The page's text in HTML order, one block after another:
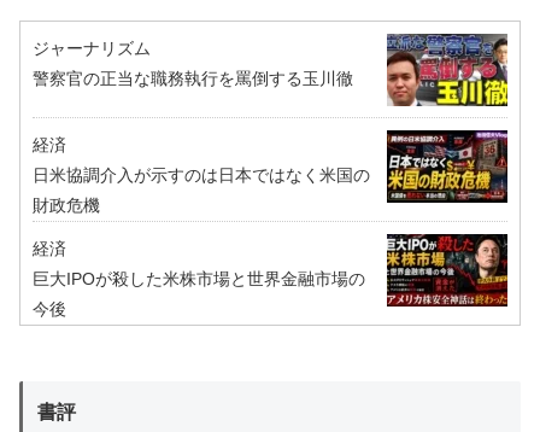
ジャーナリズム
警察官の正当な職務執行を罵倒する玉川徹
経済
日米協調介入が示すのは日本ではなく米国の
財政危機
経済
巨大IPOが殺した米株市場と世界金融市場の
今後
書評